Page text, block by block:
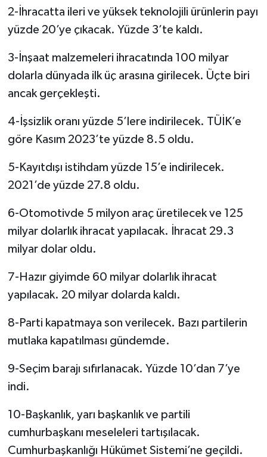
2-İhracatta ileri ve yüksek teknolojili ürünlerin payı
yüzde 20’ye çıkacak. Yüzde 3’te kaldı.
3-İnşaat malzemeleri ihracatında 100 milyar
dolarla dünyada ilk üç arasına girilecek. Üçte biri
ancak gerçekleşti.
4-İşsizlik oranı yüzde 5’lere indirilecek. TÜİK’e
göre Kasım 2023’te yüzde 8.5 oldu.
5-Kayıtdışı istihdam yüzde 15’e indirilecek.
2021’de yüzde 27.8 oldu.
6-Otomotivde 5 milyon araç üretilecek ve 125
milyar dolarlık ihracat yapılacak. İhracat 29.3
milyar dolar oldu.
7-Hazır giyimde 60 milyar dolarlık ihracat
yapılacak. 20 milyar dolarda kaldı.
8-Parti kapatmaya son verilecek. Bazı partilerin
mutlaka kapatılması gündemde.
9-Seçim barajı sıfırlanacak. Yüzde 10’dan 7’ye
indi.
10-Başkanlık, yarı başkanlık ve partili
cumhurbaşkanı meseleleri tartışılacak.
Cumhurbaşkanlığı Hükümet Sistemi’ne geçildi.